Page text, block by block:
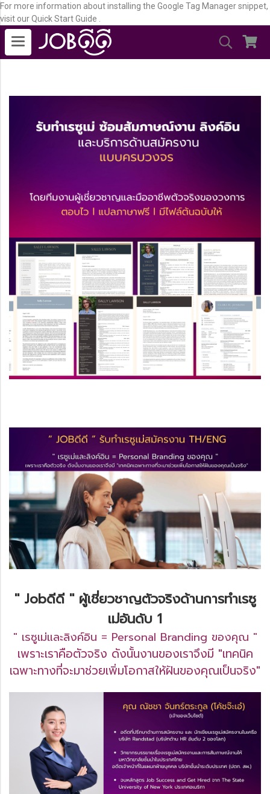
For more information about installing the Google Tag Manager snippet,
visit our Quick Start Guide .
" Jobดีดี " ผู้เชี่ยวชาญตัวจริงด้านการทำเรซู
เม่อันดับ 1
" เรซูเม่และลิงค์อิน = Personal Branding ของคุณ "
เพราะเราคือตัวจริง ดังนั้นงานของเราจึงมี "เทคนิค
เฉพาะทางที่จะมาช่วยเพิ่มโอกาสให้ฝันของคุณเป็นจริง"